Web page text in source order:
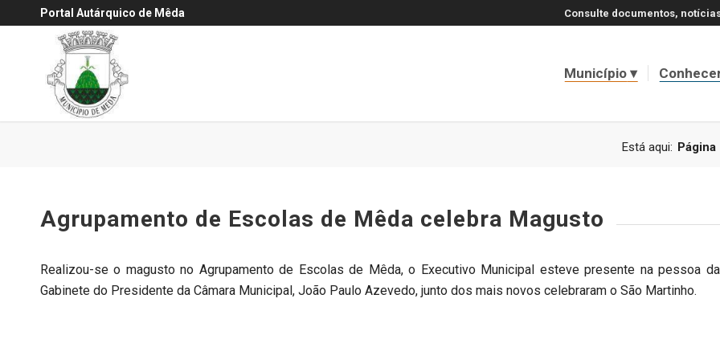
Portal Autárquico de Mêda Consulte documentos,
Município
Está aqui:
Agrupamento de Escolas de Mêda celebra Magusto
Realizou-se o magusto no Agrupamento de Escolas de Mêda, o Executivo Municipal esteve presente na pessoa
Gabinete do Presidente da Câmara Municipal, João Paulo Azevedo, junto dos mais novos celebraram o São Martinho.